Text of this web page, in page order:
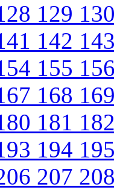
129
142
155
168
181
194
207